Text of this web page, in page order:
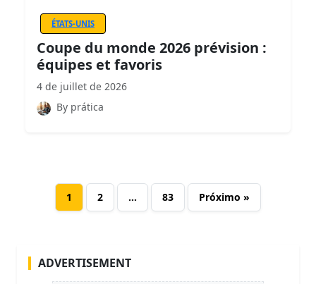
ÉTATS-UNIS
Coupe du monde 2026 prévision :
équipes et favoris
4 de juillet de 2026
By prática
1 2 … 83 Próximo »
ADVERTISEMENT